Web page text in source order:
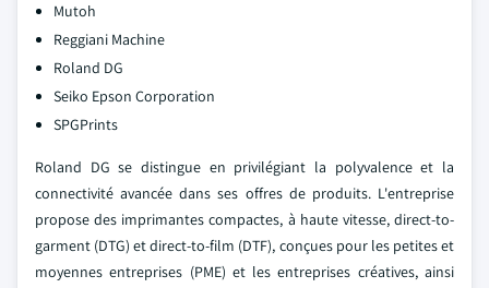
Mutoh
Reggiani Machine
Roland DG
Seiko Epson Corporation
SPGPrints
Roland DG se distingue en privilégiant la polyvalence et la
connectivité avancée dans ses offres de produits. L'entreprise
propose des imprimantes compactes, à haute vitesse, direct-to-
garment (DTG) et direct-to-film (DTF), conçues pour les petites et
moyennes entreprises (PME) et les entreprises créatives, ainsi